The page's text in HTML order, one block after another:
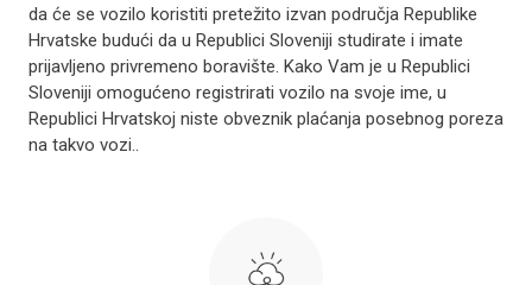
da će se vozilo koristiti pretežito izvan područja Republike
Hrvatske budući da u Republici Sloveniji studirate i imate
prijavljeno privremeno boravište. Kako Vam je u Republici
Sloveniji omogućeno registrirati vozilo na svoje ime, u
Republici Hrvatskoj niste obveznik plaćanja posebnog poreza
na takvo vozi..